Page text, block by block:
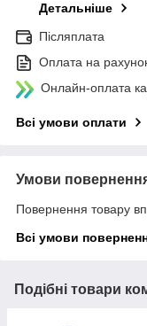
Детальніше
Післяплата
Оплата на
Онлайн-оплата
Всі умови оплати
Умови
Повернення товару
Всі умови
Подібні товари